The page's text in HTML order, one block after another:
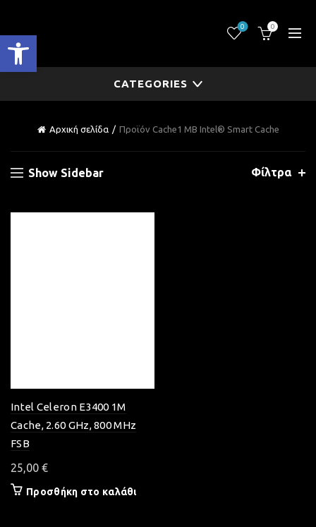
Ανοίξτε τη γραμμή εργαλείων
0 0
CATEGORIES
Αρχική σελίδα Προϊόν Cache1 MB Intel® Smart Cache
Show Sidebar Φίλτρα
Intel Celeron E3400 1M
Cache, 2.60 GHz, 800 MHz
FSB
25,00 €
Προσθήκη στο καλάθι